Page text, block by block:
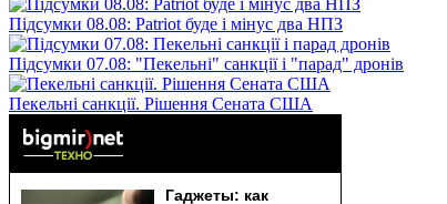
Підсумки 08.08: Patriot буде і мінус два НПЗ
Підсумки 07.08: "Пекельні" санкції і "парад" дронів
Пекельні санкції. Рішення Сената США